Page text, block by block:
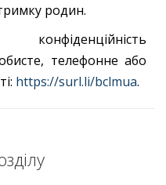
родин.
телефонне або
https://surl.li/bclmua.